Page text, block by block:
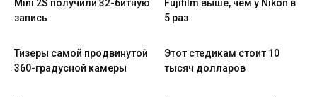
Mini 2S получили 32-битную
запись
Fujifilm выше, чем у Nikon в
5 раз
Тизеры самой продвинутой
360-градусной камеры
Этот стедикам стоит 10
тысяч долларов